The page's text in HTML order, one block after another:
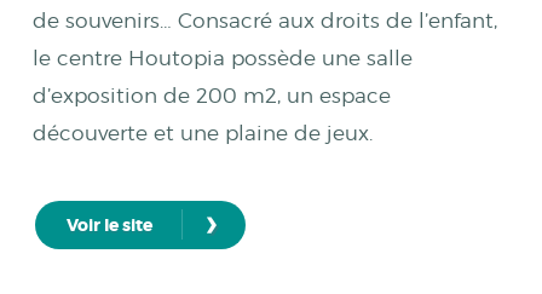
de souvenirs… Consacré aux droits de l’enfant,
le centre Houtopia possède une salle
d’exposition de 200 m2, un espace
découverte et une plaine de jeux.
Voir le site ›